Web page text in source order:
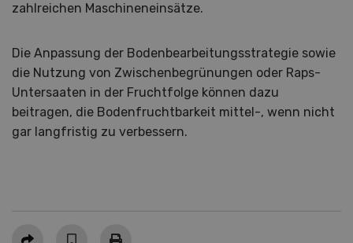
zahlreichen Maschineneinsätze.
Die Anpassung der Bodenbearbeitungsstrategie sowie
die Nutzung von Zwischenbegrünungen oder Raps-
Untersaaten in der Fruchtfolge können dazu
beitragen, die Bodenfruchtbarkeit mittel-, wenn nicht
gar langfristig zu verbessern.
Teilen